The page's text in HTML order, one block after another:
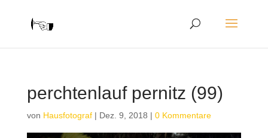
perchtenlauf pernitz (99)
von Hausfotograf| Dez. 9, 2018 | 0 Kommentare